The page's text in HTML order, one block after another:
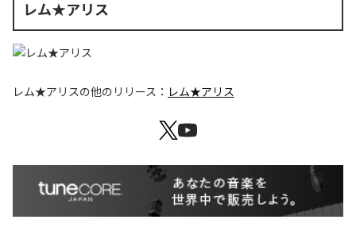
レム★アリス
レム★アリスの他のリリース： レム★アリス